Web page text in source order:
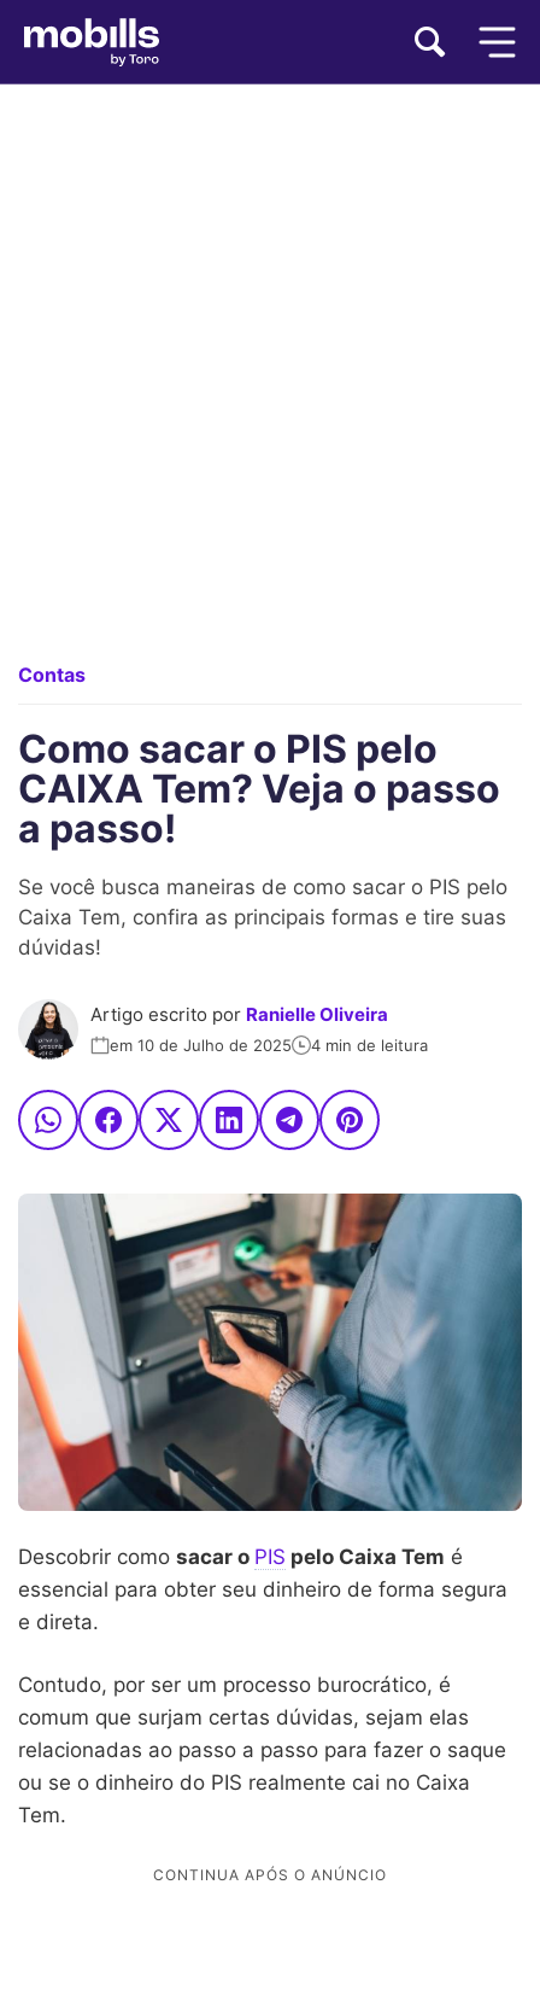
Contas
Como sacar o PIS pelo
CAIXA Tem? Veja o passo
a passo!
Se você busca maneiras de como sacar o PIS pelo
Caixa Tem, confira as principais formas e tire suas
dúvidas!
Artigo escrito por Ranielle Oliveira
em 10 de Julho de 2025 4 min de leitura
Descobrir como sacar o PIS pelo Caixa Tem é
essencial para obter seu dinheiro de forma segura
e direta.
Contudo, por ser um processo burocrático, é
comum que surjam certas dúvidas, sejam elas
relacionadas ao passo a passo para fazer o saque
ou se o dinheiro do PIS realmente cai no Caixa
Tem.